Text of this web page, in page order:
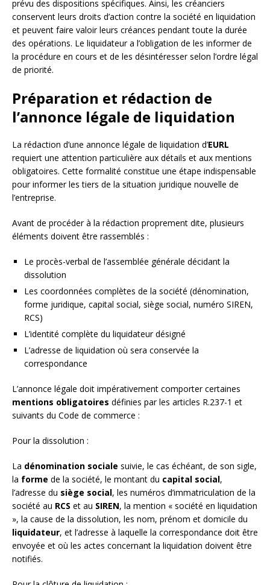
prévu des dispositions spécifiques. Ainsi, les créanciers
conservent leurs droits d’action contre la société en liquidation
et peuvent faire valoir leurs créances pendant toute la durée
des opérations. Le liquidateur a l’obligation de les informer de
la procédure en cours et de les désintéresser selon l’ordre légal
de priorité.
Préparation et rédaction de
l’annonce légale de liquidation
La rédaction d’une annonce légale de liquidation d’EURL
requiert une attention particulière aux détails et aux mentions
obligatoires. Cette formalité constitue une étape indispensable
pour informer les tiers de la situation juridique nouvelle de
l’entreprise.
Avant de procéder à la rédaction proprement dite, plusieurs
éléments doivent être rassemblés :
Le procès-verbal de l’assemblée générale décidant la
dissolution
Les coordonnées complètes de la société (dénomination,
forme juridique, capital social, siège social, numéro SIREN,
RCS)
L’identité complète du liquidateur désigné
L’adresse de liquidation où sera conservée la
correspondance
L’annonce légale doit impérativement comporter certaines
mentions obligatoires définies par les articles R.237-1 et
suivants du Code de commerce :
Pour la dissolution :
La dénomination sociale suivie, le cas échéant, de son sigle,
la forme de la société, le montant du capital social,
l’adresse du siège social, les numéros d’immatriculation de la
société au RCS et au SIREN, la mention « société en liquidation
», la cause de la dissolution, les nom, prénom et domicile du
liquidateur, et l’adresse à laquelle la correspondance doit être
envoyée et où les actes concernant la liquidation doivent être
notifiés.